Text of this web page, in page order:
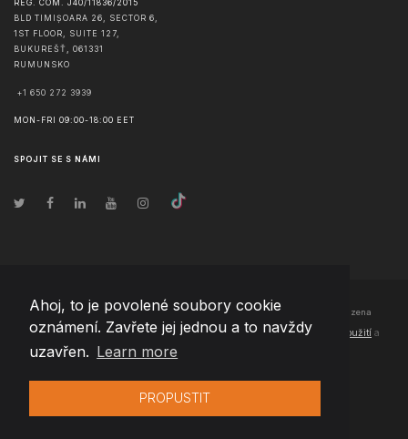
Ahoj, to je povolené soubory cookie
oznámení. Zavřete jej jednou a to navždy
uzavřen. Learn more
PROPUSTIT
REG. COM. J40/11836/2015
BLD TIMIȘOARA 26, SECTOR 6,
1ST FLOOR, SUITE 127,
BUKUREŠŤ , 061331
RUMUNSKO
+1 650 272 3939
MON-FRI 09:00-18:00 EET
SPOJIT SE S NÁMI
© Copyright2026 Team Extension Czech Republic- Všechna práva vyhrazena
Changelog● Používáním těchto stránek souhlasíte s našimiPodmínky použití a
Politika soukromí